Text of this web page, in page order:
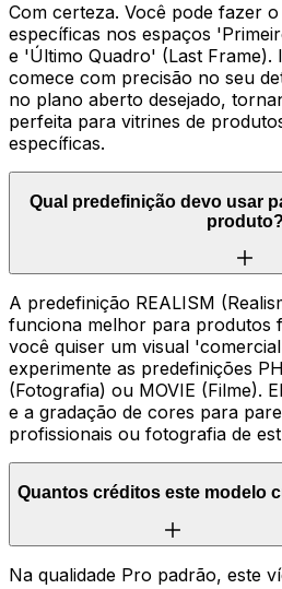
Com certeza. Você pode fazer
específicas nos espaços
e 'Último Quadro' (Last Frame).
comece com precisão no seu
no plano aberto desejado,
perfeita para vitrines de
específicas.
Qual predefinição devo usar
produto?
A predefinição REALISM
funciona melhor para produtos
você quiser um visual
experimente as predefinições
(Fotografia) ou MOVIE (Filme).
e a gradação de cores para
profissionais ou fotografia de
Quantos créditos este modelo
Na qualidade Pro padrão, este